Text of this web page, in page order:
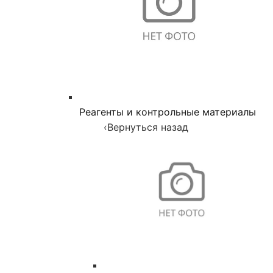
Реагенты и контрольные материалы
‹Вернуться назад